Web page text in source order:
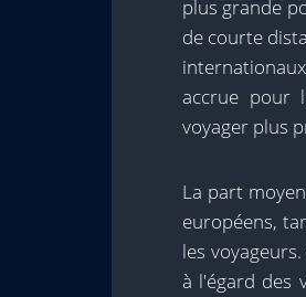
plus grande
de courte
accrue pour
voyager plus
La part
européens,
les
à l'égard des